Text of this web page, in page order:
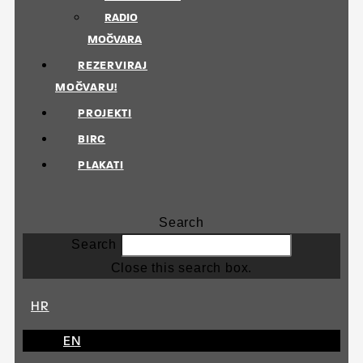
RADIO
MOČVARA
REZERVIRAJ
MOČVARU!
PROJEKTI
BIRC
PLAKATI
Search
Search
Close this search box.
HR
EN